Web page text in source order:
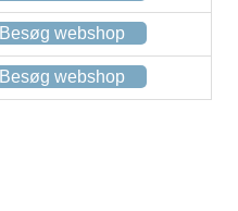
Besøg webshop
Besøg webshop